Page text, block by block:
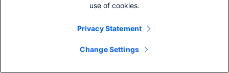
use of cookies.
Privacy Statement
Change Settings